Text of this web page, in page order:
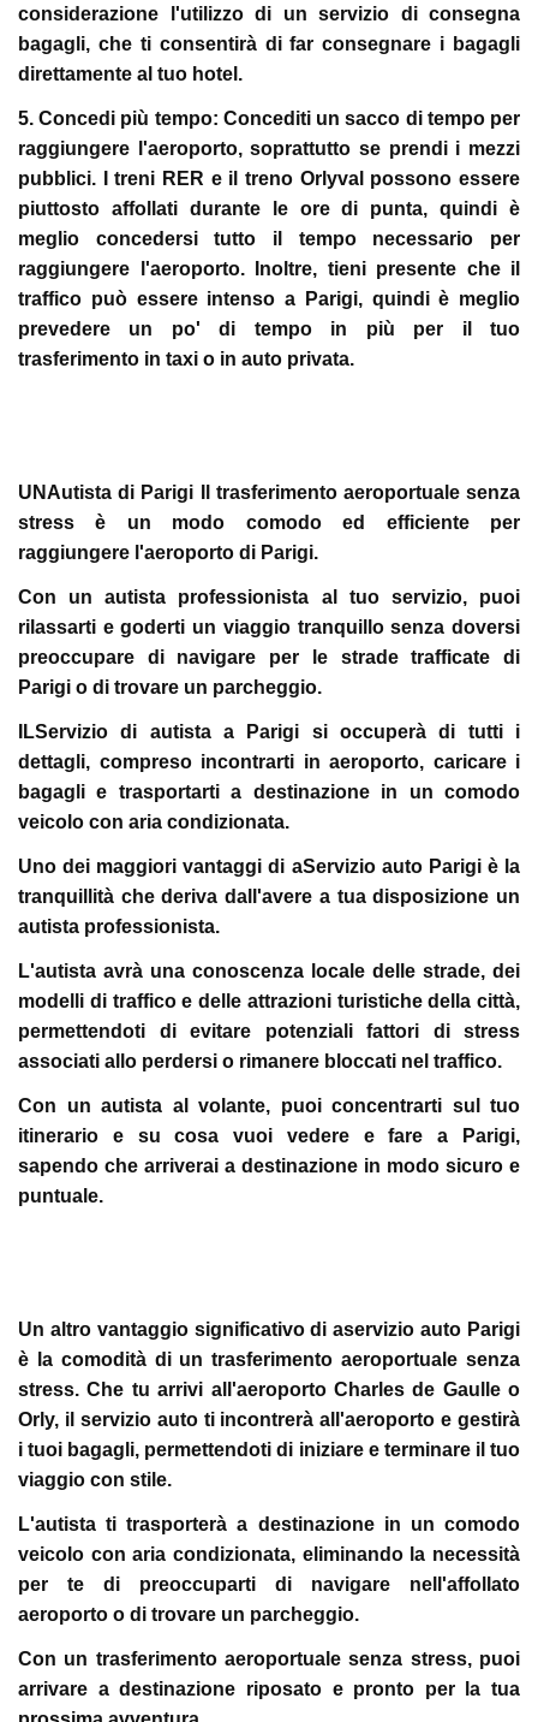
considerazione l'utilizzo di un servizio di consegna
bagagli, che ti consentirà di far consegnare i bagagli
direttamente al tuo hotel.
5. Concedi più tempo: Concediti un sacco di tempo per
raggiungere l'aeroporto, soprattutto se prendi i mezzi
pubblici. I treni RER e il treno Orlyval possono essere
piuttosto affollati durante le ore di punta, quindi è
meglio concedersi tutto il tempo necessario per
raggiungere l'aeroporto. Inoltre, tieni presente che il
traffico può essere intenso a Parigi, quindi è meglio
prevedere un po' di tempo in più per il tuo
trasferimento in taxi o in auto privata.
UNAutista di Parigi Il trasferimento aeroportuale senza
stress è un modo comodo ed efficiente per
raggiungere l'aeroporto di Parigi.
Con un autista professionista al tuo servizio, puoi
rilassarti e goderti un viaggio tranquillo senza doversi
preoccupare di navigare per le strade trafficate di
Parigi o di trovare un parcheggio.
ILServizio di autista a Parigi si occuperà di tutti i
dettagli, compreso incontrarti in aeroporto, caricare i
bagagli e trasportarti a destinazione in un comodo
veicolo con aria condizionata.
Uno dei maggiori vantaggi di aServizio auto Parigi è la
tranquillità che deriva dall'avere a tua disposizione un
autista professionista.
L'autista avrà una conoscenza locale delle strade, dei
modelli di traffico e delle attrazioni turistiche della città,
permettendoti di evitare potenziali fattori di stress
associati allo perdersi o rimanere bloccati nel traffico.
Con un autista al volante, puoi concentrarti sul tuo
itinerario e su cosa vuoi vedere e fare a Parigi,
sapendo che arriverai a destinazione in modo sicuro e
puntuale.
Un altro vantaggio significativo di aservizio auto Parigi
è la comodità di un trasferimento aeroportuale senza
stress. Che tu arrivi all'aeroporto Charles de Gaulle o
Orly, il servizio auto ti incontrerà all'aeroporto e gestirà
i tuoi bagagli, permettendoti di iniziare e terminare il tuo
viaggio con stile.
L'autista ti trasporterà a destinazione in un comodo
veicolo con aria condizionata, eliminando la necessità
per te di preoccuparti di navigare nell'affollato
aeroporto o di trovare un parcheggio.
Con un trasferimento aeroportuale senza stress, puoi
arrivare a destinazione riposato e pronto per la tua